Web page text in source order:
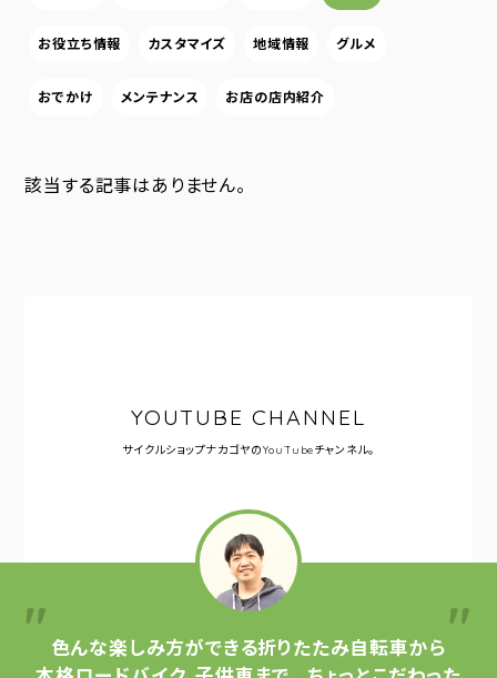
お役立ち情報 カスタマイズ 地域情報 グルメ
おでかけ メンテナンス お店の店内紹介
該当する記事はありません。
YOUTUBE CHANNEL
サイクルショップナカゴヤのYouTubeチャンネル。
色んな楽しみ方ができる折りたたみ自転車から